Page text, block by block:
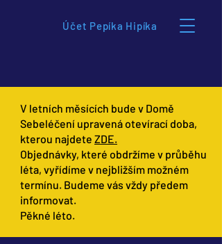
Účet Pepíka Hipíka
V letních měsících bude v Domě
Sebeléčení upravená otevírací doba,
kterou najdete ZDE.
Objednávky, které obdržíme v průběhu
léta, vyřídíme v nejbližším možném
termínu. Budeme vás vždy předem
informovat.
Pěkné léto.